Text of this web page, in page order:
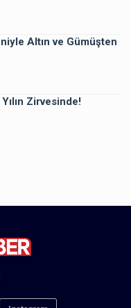
Altın ve Gümüşten
Zirvesinde!